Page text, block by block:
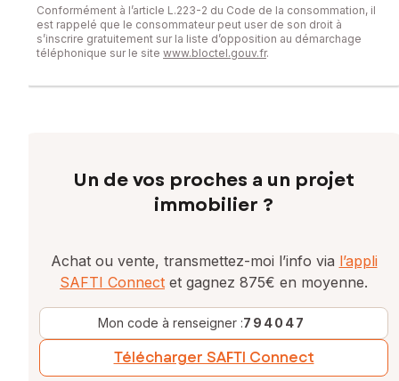
Conformément à l’article L.223-2 du Code de la consommation, il
est rappelé que le consommateur peut user de son droit à
s’inscrire gratuitement sur la liste d’opposition au démarchage
téléphonique sur le site www.bloctel.gouv.fr.
Un de vos proches a un projet
immobilier ?
Achat ou vente, transmettez-moi l’info via l’appli
SAFTI Connect et gagnez 875€ en moyenne.
Mon code à renseigner :794047
Télécharger SAFTI Connect